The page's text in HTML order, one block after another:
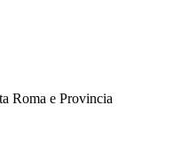
Roma e Provincia